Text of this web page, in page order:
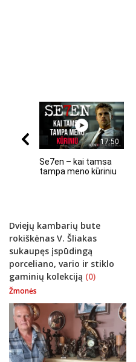
17:50
Se7en – kai tamsa
tampa meno kūriniu
Dviejų kambarių bute
rokiškėnas V. Šliakas
sukaupęs įspūdingą
porceliano, vario ir stiklo
gaminių kolekciją (0)
Žmonės